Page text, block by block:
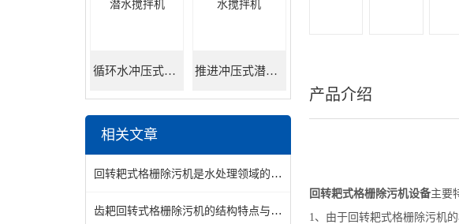
循环水冲压式潜水搅拌机 推进冲压式潜水搅拌机
相关文章
回转耙式格栅除污机是水处理领域的得力助手
齿耙回转式格栅除污机的结构特点与维护保养说明
产品介绍
回转耙式格栅除污机设备主要
1、由于回转耙式格栅除污机